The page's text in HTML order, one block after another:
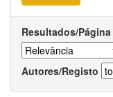
Resultados/Página
Autores/Registo